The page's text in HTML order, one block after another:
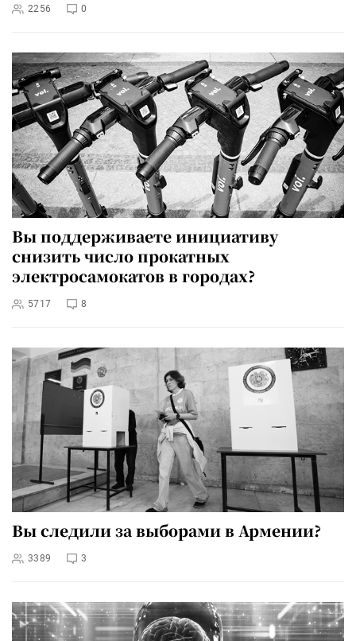
2256 0
Вы поддерживаете инициативу
снизить число прокатных
электросамокатов в городах?
5717 8
Вы следили за выборами в Армении?
3389 3